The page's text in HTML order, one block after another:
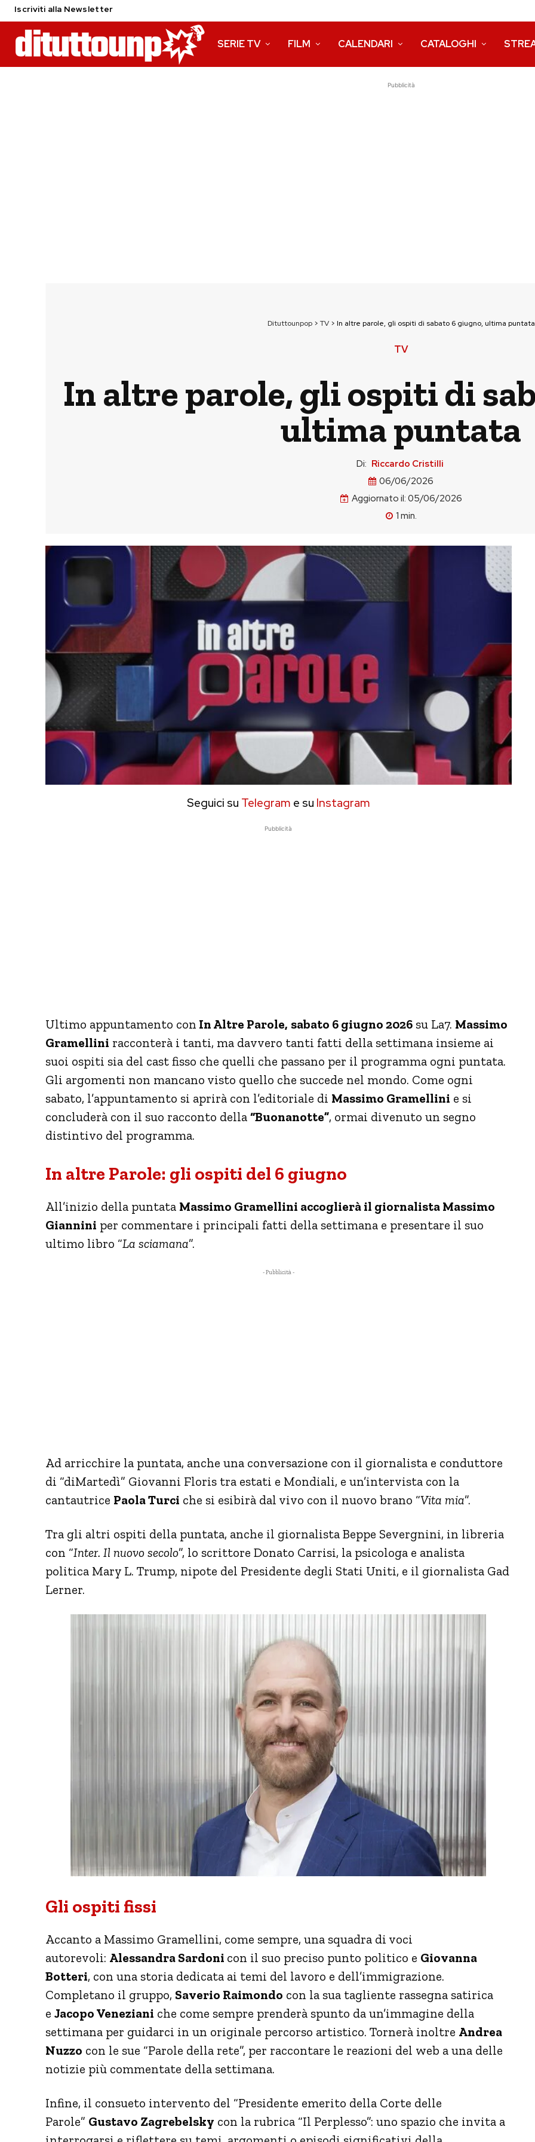
Iscriviti alla Newsletter
SERIE TV FILM CALENDARI CATALOGHI
Pubblicità
Dituttounpop> TV> In altre parole, gli ospiti di sabato 6 giugno, ultima puntata
TV
In altre parole, gli ospiti di
ultima puntata
Di: Riccardo Cristilli
06/06/2026
Aggiornato il: 05/06/2026
1 min.
Seguici su Telegram e su Instagram
Pubblicità
Ultimo appuntamento con In Altre Parole, sabato 6 giugno 2026 su La7. Massimo
Gramellini racconterà i tanti, ma davvero tanti fatti della settimana insieme ai
suoi ospiti sia del cast fisso che quelli che passano per il programma ogni puntata.
Gli argomenti non mancano visto quello che succede nel mondo. Come ogni
sabato, l’appuntamento si aprirà con l’editoriale di Massimo Gramellini e si
concluderà con il suo racconto della “Buonanotte”, ormai divenuto un segno
distintivo del programma.
In altre Parole: gli ospiti del 6 giugno
All’inizio della puntata Massimo Gramellini accoglierà il giornalista Massimo
Giannini per commentare i principali fatti della settimana e presentare il suo
ultimo libro “La sciamana”.
- Pubblicità -
Ad arricchire la puntata, anche una conversazione con il giornalista e conduttore
di “diMartedì” Giovanni Floris tra estati e Mondiali, e un’intervista con la
cantautrice Paola Turci che si esibirà dal vivo con il nuovo brano “Vita mia”.
Tra gli altri ospiti della puntata, anche il giornalista Beppe Severgnini, in libreria
con “Inter. Il nuovo secolo”, lo scrittore Donato Carrisi, la psicologa e analista
politica Mary L. Trump, nipote del Presidente degli Stati Uniti, e il giornalista Gad
Lerner.
Gli ospiti fissi
Accanto a Massimo Gramellini, come sempre, una squadra di voci
autorevoli: Alessandra Sardoni con il suo preciso punto politico e Giovanna
Botteri, con una storia dedicata ai temi del lavoro e dell’immigrazione.
Completano il gruppo, Saverio Raimondo con la sua tagliente rassegna satirica
e Jacopo Veneziani che come sempre prenderà spunto da un’immagine della
settimana per guidarci in un originale percorso artistico. Tornerà inoltre Andrea
Nuzzo con le sue “Parole della rete”, per raccontare le reazioni del web a una delle
notizie più commentate della settimana.
Infine, il consueto intervento del “Presidente emerito della Corte delle
Parole” Gustavo Zagrebelsky con la rubrica “Il Perplesso”: uno spazio che invita a